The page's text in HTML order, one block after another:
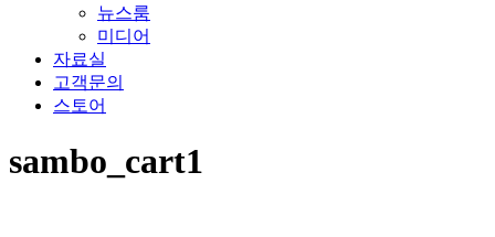
뉴스룸
미디어
자료실
고객문의
스토어
sambo_cart1